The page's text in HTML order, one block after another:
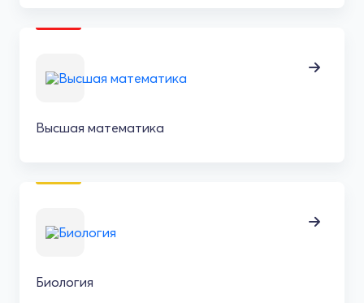
Высшая математика
Биология